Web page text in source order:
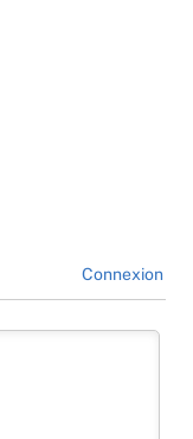
Connexion